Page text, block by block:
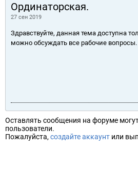
Ординаторская.
27 сен 2019
Здравствуйте, данная тема доступна
можно обсуждать все рабочие вопросы.
Оставлять сообщения на форуме
пользователи.
Пожалуйста, создайте аккаунт или